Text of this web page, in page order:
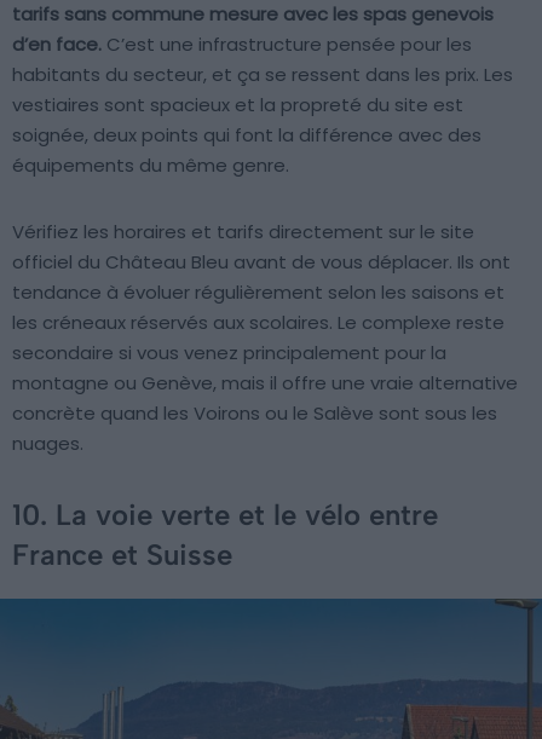
tarifs sans commune mesure avec les spas genevois
d’en face. C’est une infrastructure pensée pour les
habitants du secteur, et ça se ressent dans les prix. Les
vestiaires sont spacieux et la propreté du site est
soignée, deux points qui font la différence avec des
équipements du même genre.
Vérifiez les horaires et tarifs directement sur le site
officiel du Château Bleu avant de vous déplacer. Ils ont
tendance à évoluer régulièrement selon les saisons et
les créneaux réservés aux scolaires. Le complexe reste
secondaire si vous venez principalement pour la
montagne ou Genève, mais il offre une vraie alternative
concrète quand les Voirons ou le Salève sont sous les
nuages.
10. La voie verte et le vélo entre
France et Suisse